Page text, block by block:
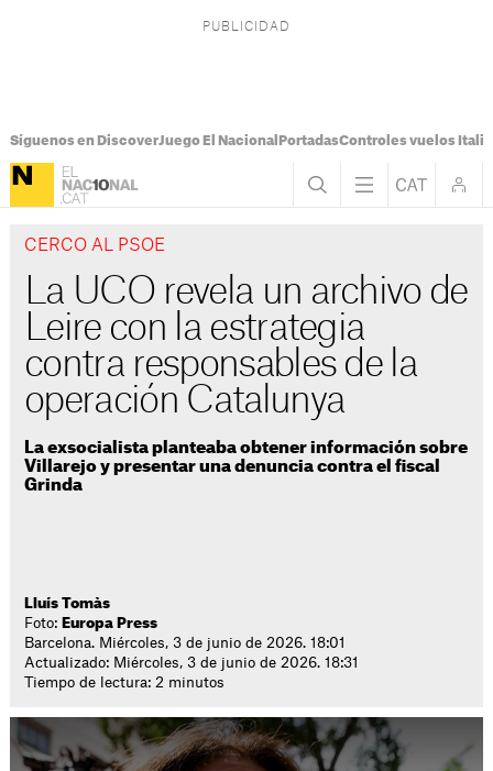
Síguenos en DiscoverJuego El Nacional PortadasControles vuelos Italia
CERCO AL PSOE
La UCO revela un archivo de
Leire con la estrategia
contra responsables de la
operación Catalunya
La exsocialista planteaba obtener información sobre
Villarejo y presentar una denuncia contra el fiscal
Grinda
Lluís Tomàs
Foto: Europa Press
Barcelona. Miércoles, 3 de junio de 2026. 18:01
Actualizado: Miércoles, 3 de junio de 2026. 18:31
Tiempo de lectura: 2 minutos